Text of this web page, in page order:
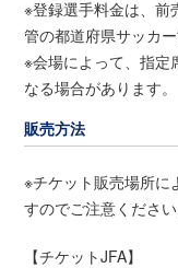
※登録選手料金は、前
管の都道府県サッカ
※会場によって、指定
なる場合があります。
販売方法
※チケット販売場所に
すのでご注意ください
【チケットJFA】